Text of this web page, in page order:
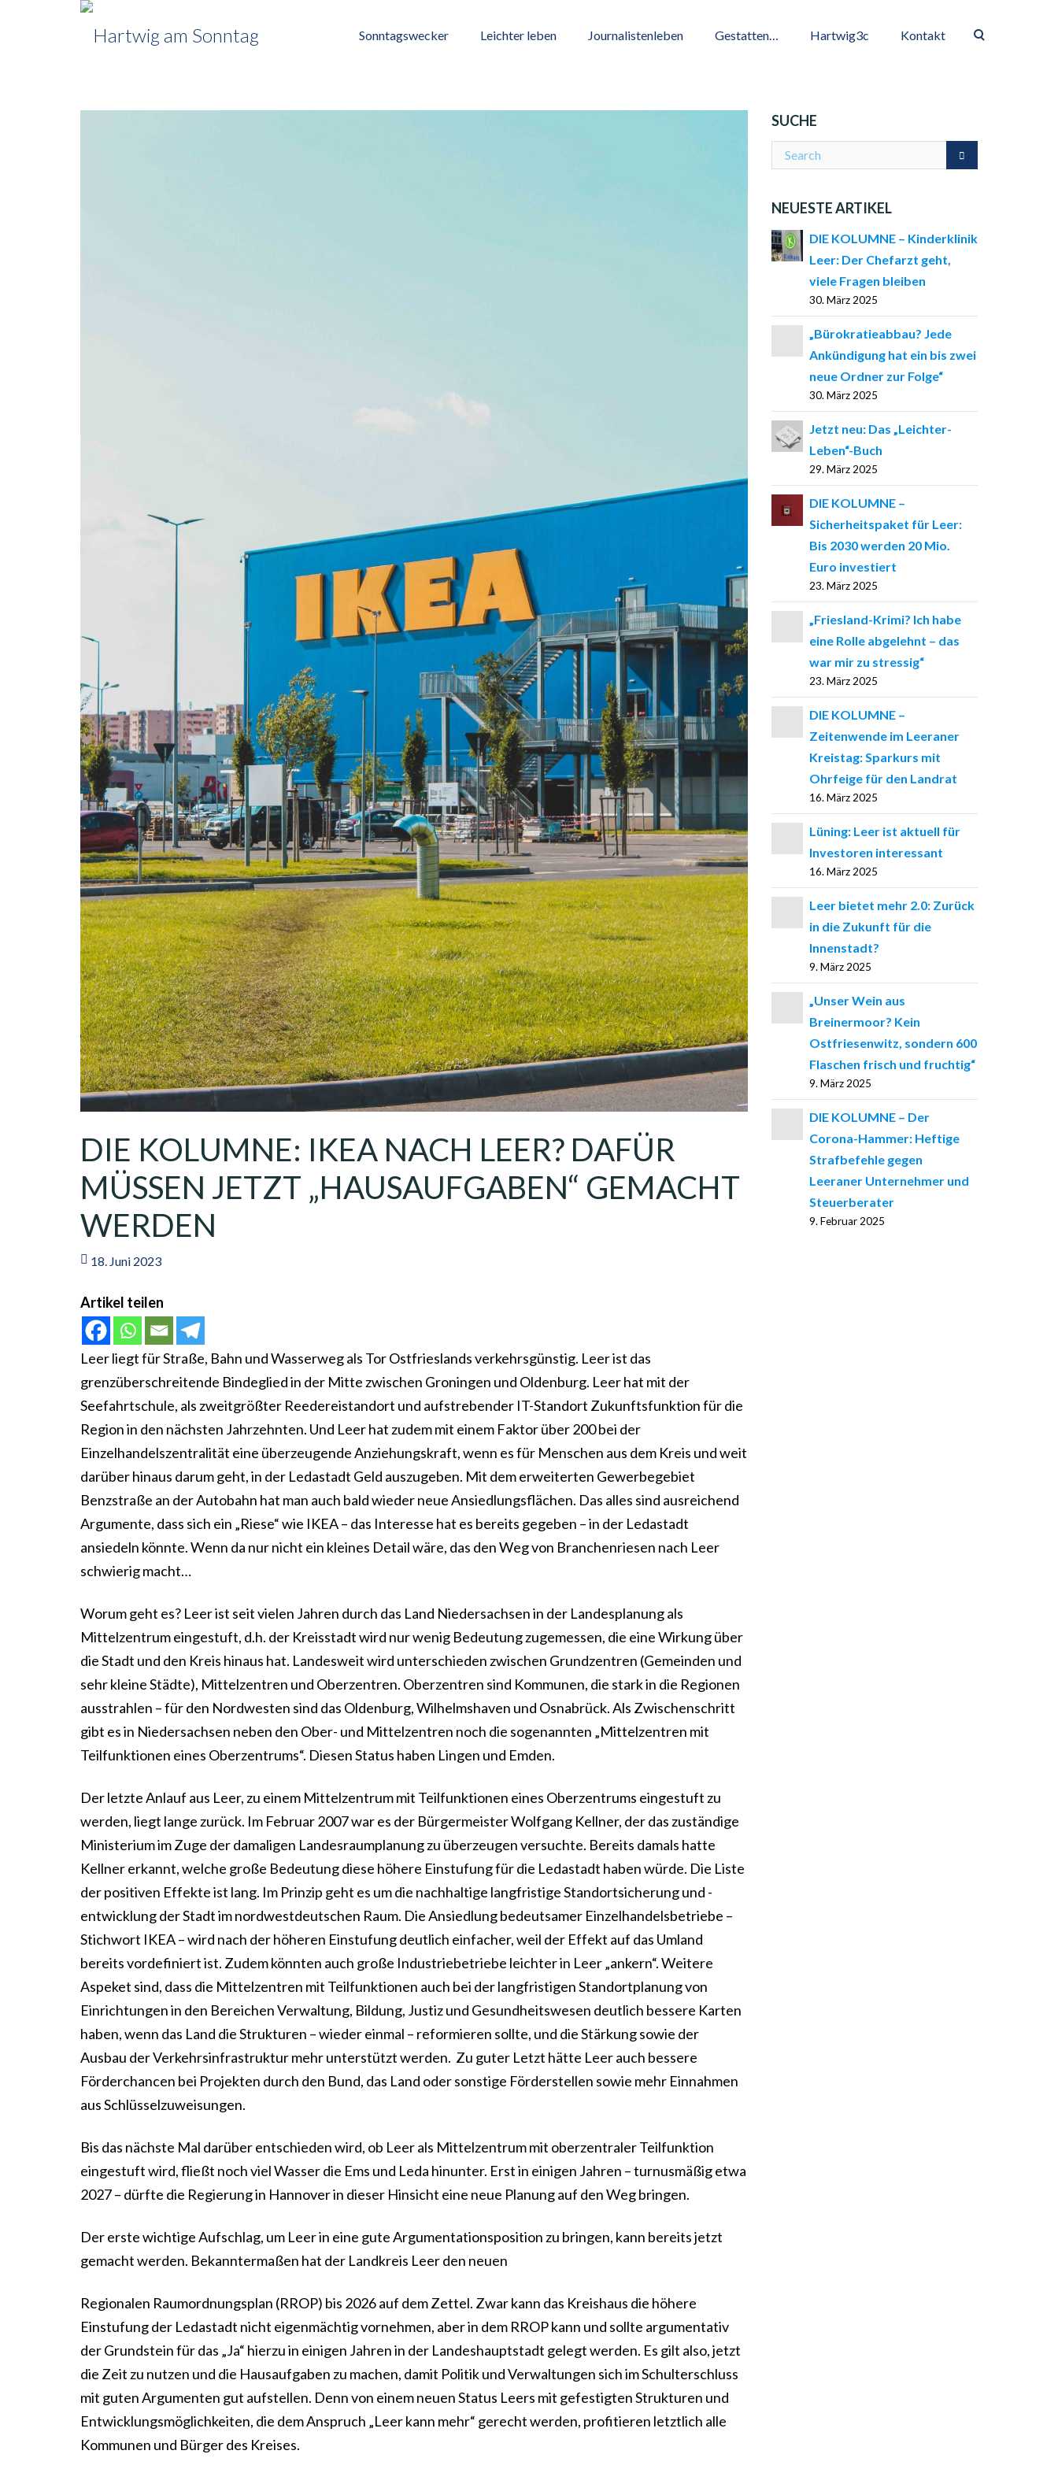
Sonntagswecker Leichter leben Journalistenleben Gestatten… Hartwig3c Kontakt
DIE KOLUMNE: IKEA NACH LEER? DAFÜR
MÜSSEN JETZT „HAUSAUFGABEN“ GEMACHT
WERDEN
18. Juni 2023
Artikel teilen
Leer liegt für Straße, Bahn und Wasserweg als Tor Ostfrieslands verkehrsgünstig. Leer ist das
grenzüberschreitende Bindeglied in der Mitte zwischen Groningen und Oldenburg. Leer hat mit der
Seefahrtschule, als zweitgrößter Reedereistandort und aufstrebender IT-Standort Zukunftsfunktion für die
Region in den nächsten Jahrzehnten. Und Leer hat zudem mit einem Faktor über 200 bei der
Einzelhandelszentralität eine überzeugende Anziehungskraft, wenn es für Menschen aus dem Kreis und weit
darüber hinaus darum geht, in der Ledastadt Geld auszugeben. Mit dem erweiterten Gewerbegebiet
Benzstraße an der Autobahn hat man auch bald wieder neue Ansiedlungsflächen. Das alles sind ausreichend
Argumente, dass sich ein „Riese“ wie IKEA – das Interesse hat es bereits gegeben – in der Ledastadt
ansiedeln könnte. Wenn da nur nicht ein kleines Detail wäre, das den Weg von Branchenriesen nach Leer
schwierig macht…
Worum geht es? Leer ist seit vielen Jahren durch das Land Niedersachsen in der Landesplanung als
Mittelzentrum eingestuft, d.h. der Kreisstadt wird nur wenig Bedeutung zugemessen, die eine Wirkung über
die Stadt und den Kreis hinaus hat. Landesweit wird unterschieden zwischen Grundzentren (Gemeinden und
sehr kleine Städte), Mittelzentren und Oberzentren. Oberzentren sind Kommunen, die stark in die Regionen
ausstrahlen – für den Nordwesten sind das Oldenburg, Wilhelmshaven und Osnabrück. Als Zwischenschritt
gibt es in Niedersachsen neben den Ober- und Mittelzentren noch die sogenannten „Mittelzentren mit
Teilfunktionen eines Oberzentrums“. Diesen Status haben Lingen und Emden.
Der letzte Anlauf aus Leer, zu einem Mittelzentrum mit Teilfunktionen eines Oberzentrums eingestuft zu
werden, liegt lange zurück. Im Februar 2007 war es der Bürgermeister Wolfgang Kellner, der das zuständige
Ministerium im Zuge der damaligen Landesraumplanung zu überzeugen versuchte. Bereits damals hatte
Kellner erkannt, welche große Bedeutung diese höhere Einstufung für die Ledastadt haben würde. Die Liste
der positiven Effekte ist lang. Im Prinzip geht es um die nachhaltige langfristige Standortsicherung und -
entwicklung der Stadt im nordwestdeutschen Raum. Die Ansiedlung bedeutsamer Einzelhandelsbetriebe –
Stichwort IKEA – wird nach der höheren Einstufung deutlich einfacher, weil der Effekt auf das Umland
bereits vordefiniert ist. Zudem könnten auch große Industriebetriebe leichter in Leer „ankern“. Weitere
Aspeket sind, dass die Mittelzentren mit Teilfunktionen auch bei der langfristigen Standortplanung von
Einrichtungen in den Bereichen Verwaltung, Bildung, Justiz und Gesundheitswesen deutlich bessere Karten
haben, wenn das Land die Strukturen – wieder einmal – reformieren sollte, und die Stärkung sowie der
Ausbau der Verkehrsinfrastruktur mehr unterstützt werden. Zu guter Letzt hätte Leer auch bessere
Förderchancen bei Projekten durch den Bund, das Land oder sonstige Förderstellen sowie mehr Einnahmen
aus Schlüsselzuweisungen.
Bis das nächste Mal darüber entschieden wird, ob Leer als Mittelzentrum mit oberzentraler Teilfunktion
eingestuft wird, fließt noch viel Wasser die Ems und Leda hinunter. Erst in einigen Jahren – turnusmäßig etwa
2027 – dürfte die Regierung in Hannover in dieser Hinsicht eine neue Planung auf den Weg bringen.
Der erste wichtige Aufschlag, um Leer in eine gute Argumentationsposition zu bringen, kann bereits jetzt
gemacht werden. Bekanntermaßen hat der Landkreis Leer den neuen
Regionalen Raumordnungsplan (RROP) bis 2026 auf dem Zettel. Zwar kann das Kreishaus die höhere
Einstufung der Ledastadt nicht eigenmächtig vornehmen, aber in dem RROP kann und sollte argumentativ
der Grundstein für das „Ja“ hierzu in einigen Jahren in der Landeshauptstadt gelegt werden. Es gilt also, jetzt
die Zeit zu nutzen und die Hausaufgaben zu machen, damit Politik und Verwaltungen sich im Schulterschluss
mit guten Argumenten gut aufstellen. Denn von einem neuen Status Leers mit gefestigten Strukturen und
Entwicklungsmöglichkeiten, die dem Anspruch „Leer kann mehr“ gerecht werden, profitieren letztlich alle
Kommunen und Bürger des Kreises.
SUCHE
NEUESTE ARTIKEL
DIE KOLUMNE – Kinderklinik
Leer: Der Chefarzt geht,
viele Fragen bleiben
30. März 2025
„Bürokratieabbau? Jede
Ankündigung hat ein bis zwei
neue Ordner zur Folge“
30. März 2025
Jetzt neu: Das „Leichter-
Leben“-Buch
29. März 2025
DIE KOLUMNE –
Sicherheitspaket für Leer:
Bis 2030 werden 20 Mio.
Euro investiert
23. März 2025
„Friesland-Krimi? Ich habe
eine Rolle abgelehnt – das
war mir zu stressig“
23. März 2025
DIE KOLUMNE –
Zeitenwende im Leeraner
Kreistag: Sparkurs mit
Ohrfeige für den Landrat
16. März 2025
Lüning: Leer ist aktuell für
Investoren interessant
16. März 2025
Leer bietet mehr 2.0: Zurück
in die Zukunft für die
Innenstadt?
9. März 2025
„Unser Wein aus
Breinermoor? Kein
Ostfriesenwitz, sondern 600
Flaschen frisch und fruchtig“
9. März 2025
DIE KOLUMNE – Der
Corona-Hammer: Heftige
Strafbefehle gegen
Leeraner Unternehmer und
Steuerberater
9. Februar 2025